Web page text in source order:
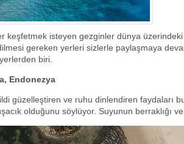
22:44- Güney Amerika'da Görmeye değer
keşfetmek isteyen gezginler dünya
gereken yerleri sizlerle paylaşmaya
biri.
Endonezya
güzelleştiren ve ruhu dinlendiren faydaları
olduğunu söylüyor. Suyunun berraklığı